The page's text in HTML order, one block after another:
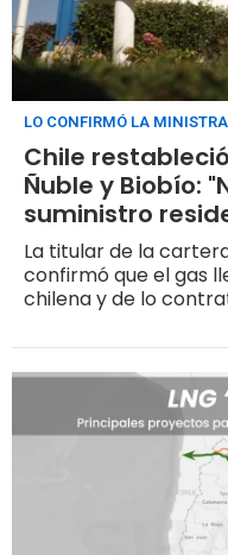
LO CONFIRMÓ LA
Chile
Ñuble y Biobío:
suministro
La titular de la
confirmó que el gas
chilena y de lo